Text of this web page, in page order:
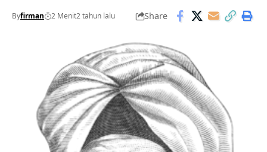
Byfirman 2 Menit2 tahun lalu Share